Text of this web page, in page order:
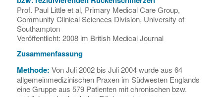
Prof. Paul Little et al, Primary Medical Care Group,
Community Clinical Sciences Division, University of
Southampton
Veröffentlicht: 2008 im British Medical Journal
Zusammenfassung
Methode: Von Juli 2002 bis Juli 2004 wurde aus 64
allgemeinmedizinischen Praxen im Südwesten Englands
eine Gruppe aus 579 Patienten mit chronischen bzw.